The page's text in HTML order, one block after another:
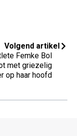
Volgend artikel
Femke Bol
met griezelig
op haar hoofd